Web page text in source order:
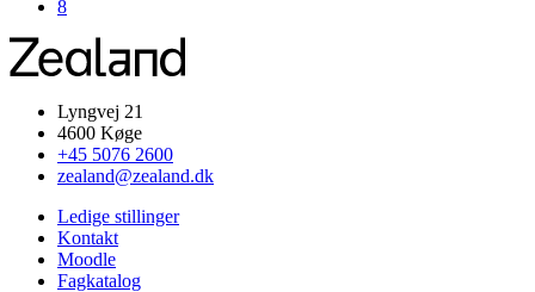
8
Lyngvej 21
4600 Køge
+45 5076 2600
zealand@zealand.dk
Ledige stillinger
Kontakt
Moodle
Fagkatalog